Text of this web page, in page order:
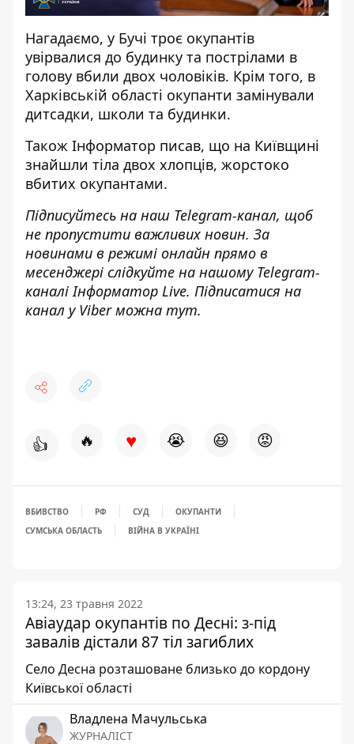
Нагадаємо, у Бучі троє окупантів
увірвалися до будинку та пострілами в
голову вбили двох чоловіків. Крім того, в
Харківській області окупанти замінували
дитсадки, школи та будинки.
Також Інформатор писав, що на Київщині
знайшли тіла двох хлопців, жорстоко
вбитих окупантами.
Підписуйтесь на наш Telegram-канал, щоб
не пропустити важливих новин. За
новинами в режимі онлайн прямо в
месенджері слідкуйте на нашому Telegram-
каналіІнформатор Live. Підписатися на
канал у Viber можна тут.
👍 🔥 ♥ 😭 😆 😡
ВБИВСТВО РФ СУД
ОКУПАНТИ
СУМСЬКА ОБЛАСТЬ
ВІЙНА В УКРАЇНІ
13:24, 23 травня 2022
Авіаудар окупантів по Десні: з-під
завалів дістали 87 тіл загиблих
Село Десна розташоване близько до кордону
Київської області
Владлена Мачульська
ЖУРНАЛІСТ